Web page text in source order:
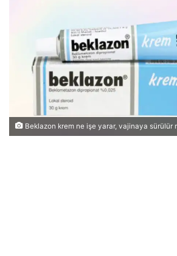
Beklazon krem ne işe yarar, vajinaya sürülür